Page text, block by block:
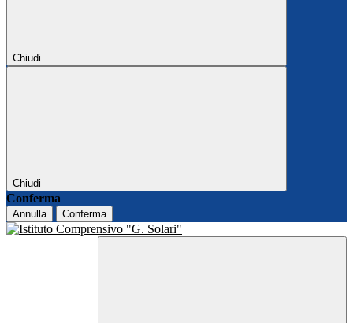
Chiudi
Chiudi
Conferma
Annulla Conferma